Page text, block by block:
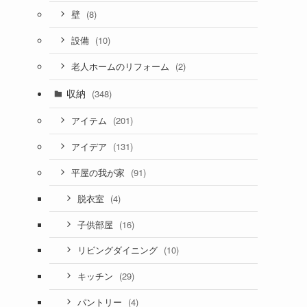
壁 (8)
設備 (10)
老人ホームのリフォーム (2)
収納 (348)
アイテム (201)
アイデア (131)
平屋の我が家 (91)
脱衣室 (4)
子供部屋 (16)
リビングダイニング (10)
キッチン (29)
パントリー (4)